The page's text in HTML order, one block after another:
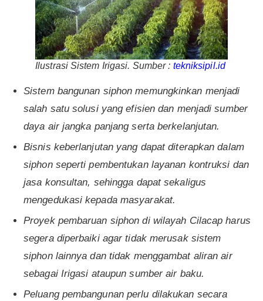
Ilustrasi Sistem Irigasi. Sumber : tekniksipil.id
Sistem bangunan siphon memungkinkan menjadi
salah satu solusi yang efisien dan menjadi sumber
daya air jangka panjang serta berkelanjutan.
Bisnis keberlanjutan yang dapat diterapkan dalam
siphon seperti pembentukan layanan kontruksi dan
jasa konsultan, sehingga dapat sekaligus
mengedukasi kepada masyarakat.
Proyek pembaruan siphon di wilayah Cilacap harus
segera diperbaiki agar tidak merusak sistem
siphon lainnya dan tidak menggambat aliran air
sebagai Irigasi ataupun sumber air baku.
Peluang pembangunan perlu dilakukan secara